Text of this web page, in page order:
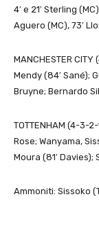
4′ e 21′ Sterling
Aguero (MC), 73′
MANCHESTER
Mendy (84′ Sané);
Bruyne; Bernardo
TOTTENHAM (4-3-
Rose; Wanyama,
Moura (81′
Ammoniti: Sissoko